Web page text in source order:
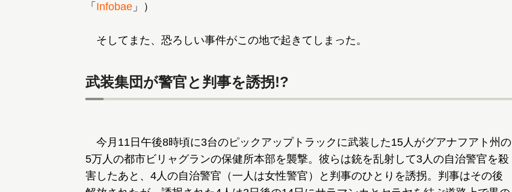
「 Infobae 」）
そしてまた、恐ろしい事件がこの地で起きてしまった。
武装集団が警官と判事を誘拐!?
今月11日午後8時頃に3台のピックアップトラックに武装した15人がグアナフアト州の
5万人の都市ビリャグランの保健所本部を襲撃。彼らは銃を乱射して3人の自治警官を殺
害したあと、4人の自治警官（一人は女性警官）と判事のひとりを誘拐。判事はその後